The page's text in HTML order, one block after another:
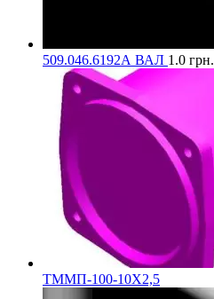
509.046.6192А ВАЛ 1.0 грн.
ТММП-100-10Х2,5